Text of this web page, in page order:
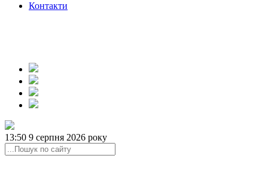
Контакти
13:50 9 серпня 2026 року